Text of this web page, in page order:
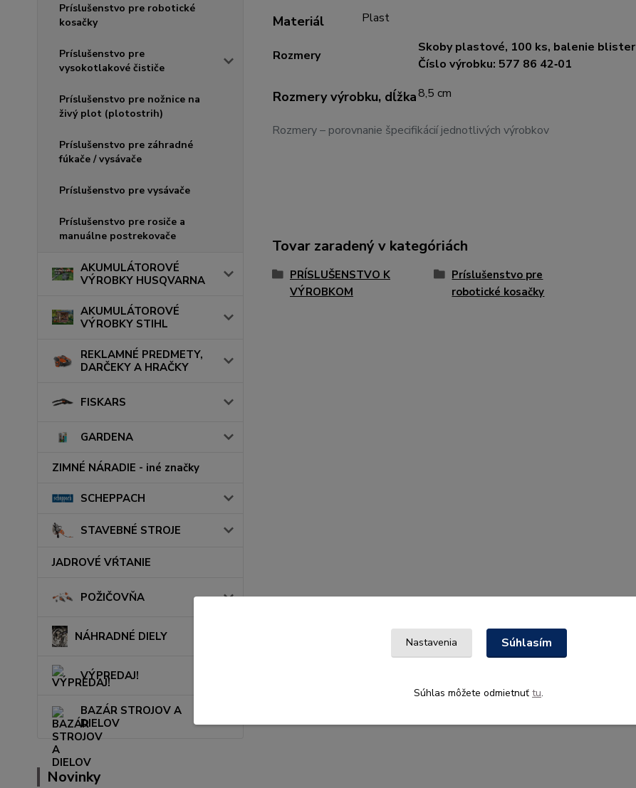
Príslušenstvo pre robotické
kosačky
Príslušenstvo pre
vysokotlakové čističe
Príslušenstvo pre nožnice na
živý plot (plotostrih)
Príslušenstvo pre záhradné
fúkače / vysávače
Príslušenstvo pre vysávače
Príslušenstvo pre rosiče a
manuálne postrekovače
AKUMULÁTOROVÉ
VÝROBKY HUSQVARNA
AKUMULÁTOROVÉ
VÝROBKY STIHL
REKLAMNÉ PREDMETY,
DARČEKY A HRAČKY
FISKARS
GARDENA
ZIMNÉ NÁRADIE - iné značky
SCHEPPACH
STAVEBNÉ STROJE
JADROVÉ VŔTANIE
POŽIČOVŇA
NÁHRADNÉ DIELY
VÝPREDAJ!
BAZÁR STROJOV A
DIELOV
Novinky
Materiál Plast
Rozmery – porovnanie špecifikácií jednotlivých výrobkov
Rozmery
Skoby plastové, 100 ks, balenie blister
Číslo výrobku: 577 86 42‑01
Rozmery výrobku, dĺžka8,5 cm
Tovar zaradený v kategóriách
PRÍSLUŠENSTVO K
VÝROBKOM
Príslušenstvo pre
robotické kosačky
Nastavenia Súhlasím
Súhlas môžete odmietnuť tu.